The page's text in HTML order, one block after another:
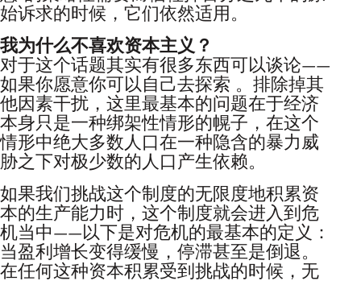
始诉求的时候，它们依然适用。
我为什么不喜欢资本主义？
对于这个话题其实有很多东西可以谈论——
如果你愿意你可以自己去探索 。排除掉其
他因素干扰，这里最基本的问题在于经济
本身只是一种绑架性情形的幌子，在这个
情形中绝大多数人口在一种隐含的暴力威
胁之下对极少数的人口产生依赖。
如果我们挑战这个制度的无限度地积累资
本的生产能力时，这个制度就会进入到危
机当中——以下是对危机的最基本的定义：
当盈利增长变得缓慢，停滞甚至是倒退。
在任何这种资本积累受到挑战的时候，无